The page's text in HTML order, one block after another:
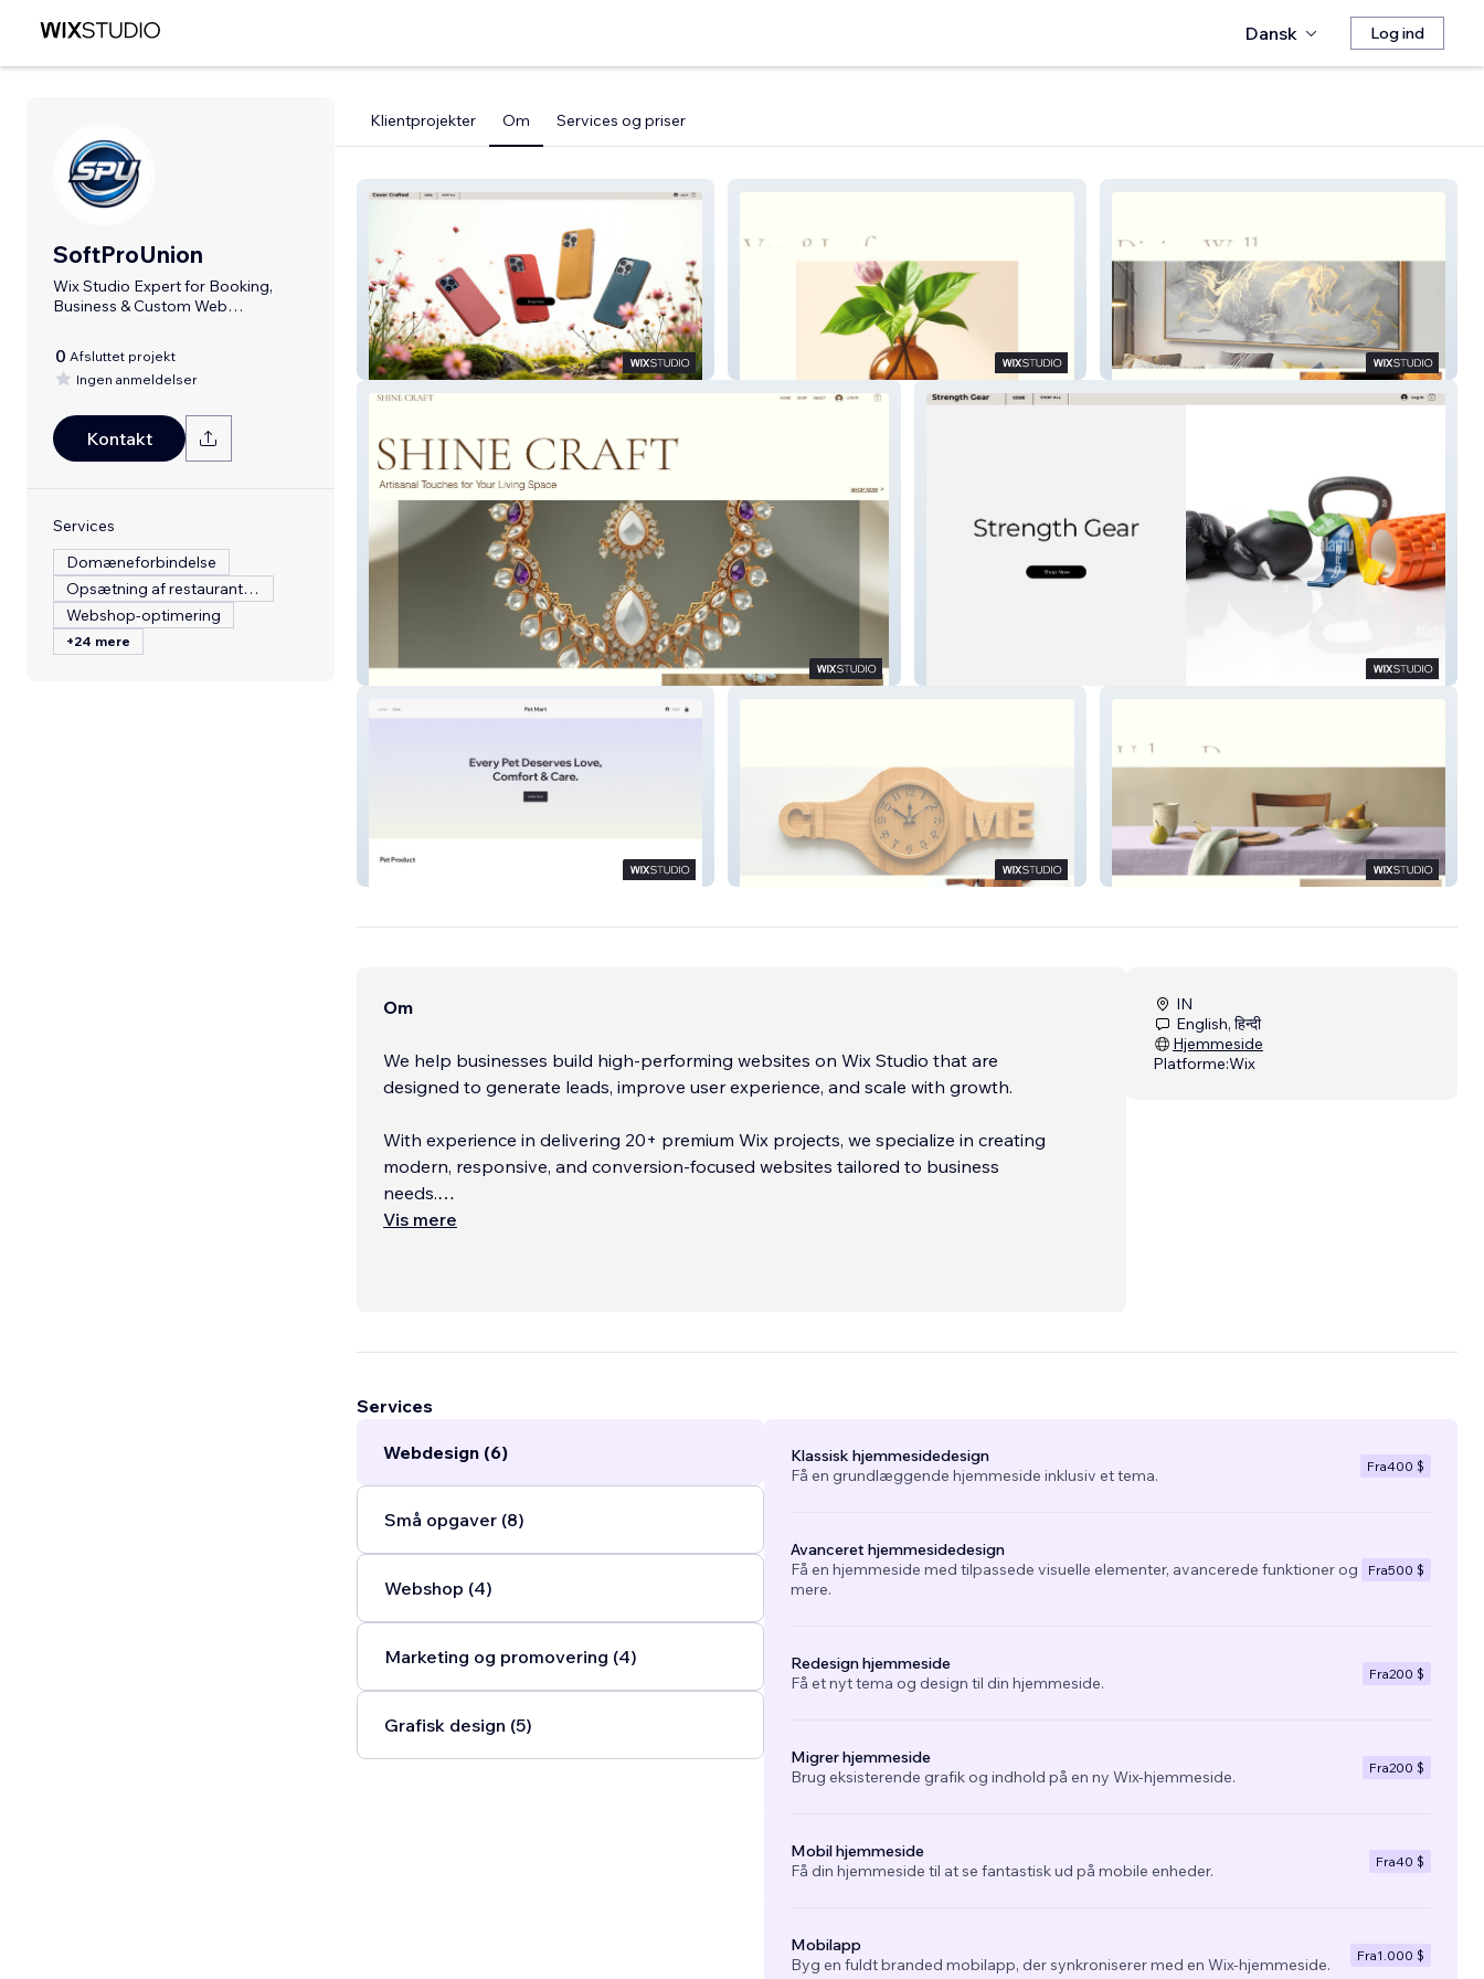
Dansk Log ind
SoftProUnion
Wix Studio Expert for Booking,
Business & Custom Web
0 Afsluttet projekt
Ingen anmeldelser
Kontakt
Services
Domæneforbindelse
Opsætning af restaurantmenu
Webshop-optimering
+24 mere
Klientprojekter Om Services og priser
Cover Crafted Divine Wall Decor
Shine Craft Jewellery
Urban Decoration Hub
Om
We help businesses build high-performing websites on Wix Studio that are
designed to generate leads, improve user experience, and scale with growth.
With experience in delivering 20+ premium Wix projects, we specialize in creating
modern, responsive, and conversion-focused websites tailored to business
needs.
Vis mere
IN
English, हिन्दी
Hjemmeside
Platforme:Wix
Services
Webdesign (6)
Små opgaver (8)
Webshop (4)
Marketing og promovering (4)
Grafisk design (5)
Klassisk hjemmesidedesign
Få en grundlæggende hjemmeside inklusiv et tema.
Fra400 $
Avanceret hjemmesidedesign
Få en hjemmeside med tilpassede visuelle elementer, avancerede funktioner og
mere.
Fra500 $
Redesign hjemmeside
Få et nyt tema og design til din hjemmeside.
Fra200 $
Migrer hjemmeside
Brug eksisterende grafik og indhold på en ny Wix-hjemmeside.
Fra200 $
Mobil hjemmeside
Få din hjemmeside til at se fantastisk ud på mobile enheder.
Fra40 $
Mobilapp
Byg en fuldt branded mobilapp, der synkroniserer med en Wix-hjemmeside.
Fra1.000 $